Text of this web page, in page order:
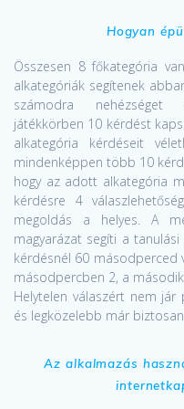
Hogyan
Összesen 8 főkategória
alkategóriák segítenek
számodra nehézséget
játékkörben 10 kérdést
alkategória kérdéseit
mindenképpen több 10
hogy az adott alkategória
kérdésre 4
megoldás a helyes. A
magyarázat segíti a tanulási
kérdésnél 60 másodperced
másodpercben 2, a
Helytelen válaszért nem
és legközelebb már
Az alkalmazás